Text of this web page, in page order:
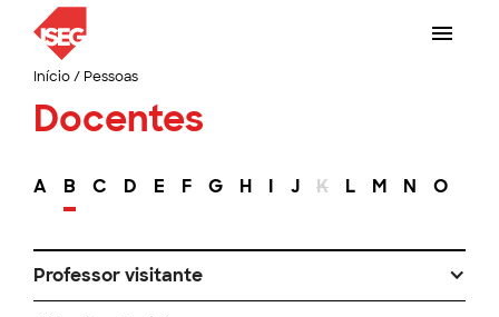
Início/ Pessoas
Docentes
A B C D E F G H I J K L M N O
Professor visitante